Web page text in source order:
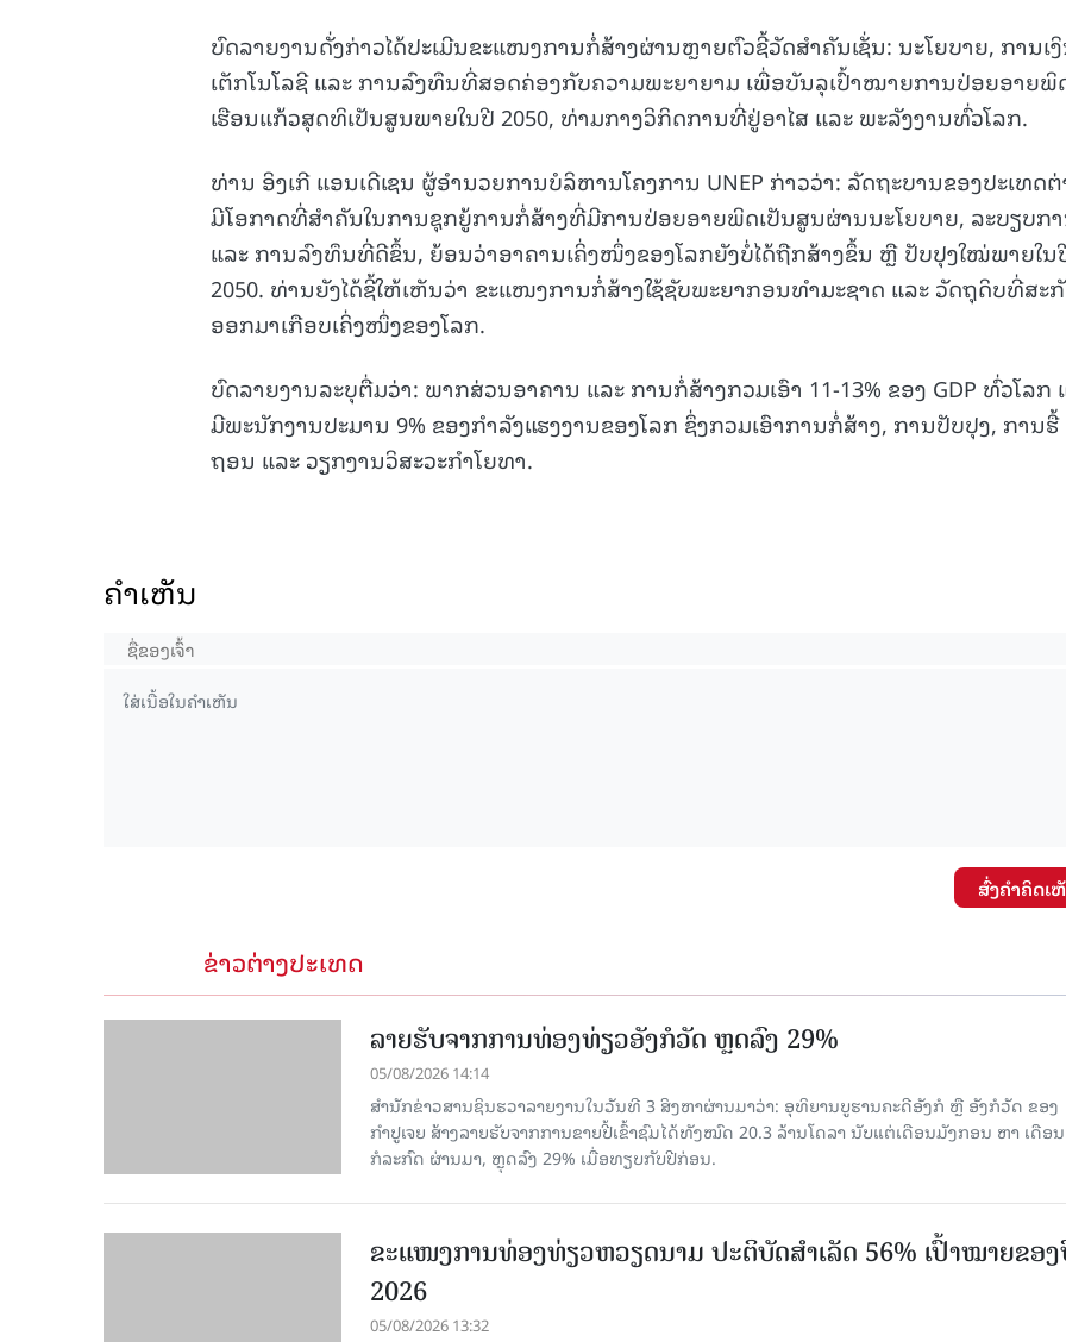
ບົດລາຍງານດັ່ງກ່າວໄດ້ປະເມີນຂະແໜງການກໍ່ສ້າງຜ່ານຫຼາຍຕົວຊີ້ວັດສຳຄັນເຊັ່ນ: ນະໂຍບາຍ, ການເ
ເຕັກໂນໂລຊີ ແລະ ການລົງທຶນທີ່ສອດຄ່ອງກັບຄວາມພະຍາຍາມ ເພື່ອບັນລຸເປົ້າໝາຍການປ່ອຍອາຍພິ
ເຮືອນແກ້ວສຸດທິເປັນສູນພາຍໃນປີ 2050, ທ່າມກາງວິກິດການທີ່ຢູ່ອາໄສ ແລະ ພະລັງງານທົ່ວໂລກ.
ທ່ານ ອິງເກີ ແອນເດີເຊນ ຜູ້ອຳນວຍການບໍລິຫານໂຄງການ UNEP ກ່າວວ່າ: ລັດຖະບານຂອງປະເທດຕ່
ມີໂອກາດທີ່ສຳຄັນໃນການຊຸກຍູ້ການກໍ່ສ້າງທີ່ມີການປ່ອຍອາຍພິດເປັນສູນຜ່ານນະໂຍບາຍ, ລະບຽບກ
ແລະ ການລົງທຶນທີ່ດີຂຶ້ນ, ຍ້ອນວ່າອາຄານເຄິ່ງໜຶ່ງຂອງໂລກຍັງບໍ່ໄດ້ຖືກສ້າງຂຶ້ນ ຫຼື ປັບປຸງໃໝ່ພາຍໃນ
2050. ທ່ານຍັງໄດ້ຊີ້ໃຫ້ເຫັນວ່າ ຂະແໜງການກໍ່ສ້າງໃຊ້ຊັບພະຍາກອນທຳມະຊາດ ແລະ ວັດຖຸດິບທີ່ສະ
ອອກມາເກືອບເຄິ່ງໜຶ່ງຂອງໂລກ.
ບົດລາຍງານລະບຸຕື່ມວ່າ: ພາກສ່ວນອາຄານ ແລະ ການກໍ່ສ້າງກວມເອົາ 11-13% ຂອງ GDP ທົ່ວໂລກ
ມີພະນັກງານປະມານ 9% ຂອງກຳລັງແຮງງານຂອງໂລກ ຊຶ່ງກວມເອົາການກໍ່ສ້າງ, ການປັບປຸງ, ການຮື້
ຖອນ ແລະ ວຽກງານວິສະວະກຳໂຍທາ.
ຄໍາເຫັນ
ສົ່ງຄໍາຄິດເ
ຂ່າວຕ່າງປະເທດ
ລາຍຮັບຈາກການທ່ອງທ່ຽວອັງກໍວັດ ຫຼດລົງ 29%
05/08/2026 14:14
ສຳນັກຂ່າວສານຊິນຮວາລາຍງານໃນວັນທີ 3 ສິງຫາຜ່ານມາວ່າ: ອຸທິຍານບູຮານຄະດີອັງກໍ ຫຼື ອັງກໍວັດ ຂອງ
ກຳປູເຈຍ ສ້າງລາຍຮັບຈາກການຂາຍປີ້ເຂົ້າຊົມໄດ້ທັງໝົດ 20.3 ລ້ານໂດລາ ນັບແຕ່ເດືອນມັງກອນ ຫາ ເດືອນ
ກໍລະກົດ ຜ່ານມາ, ຫຼຸດລົງ 29% ເມື່ອທຽບກັບປີກ່ອນ.
ຂະ​ແໜງ​ການ​ທ່ອງ​ທ່ຽວຫວຽດນາມ ​ປະ​ຕິ​ບັດ​ສຳ​ເລັດ 56% ເປົ້າ​ໝາຍຂອ
2026
05/08/2026 13:32